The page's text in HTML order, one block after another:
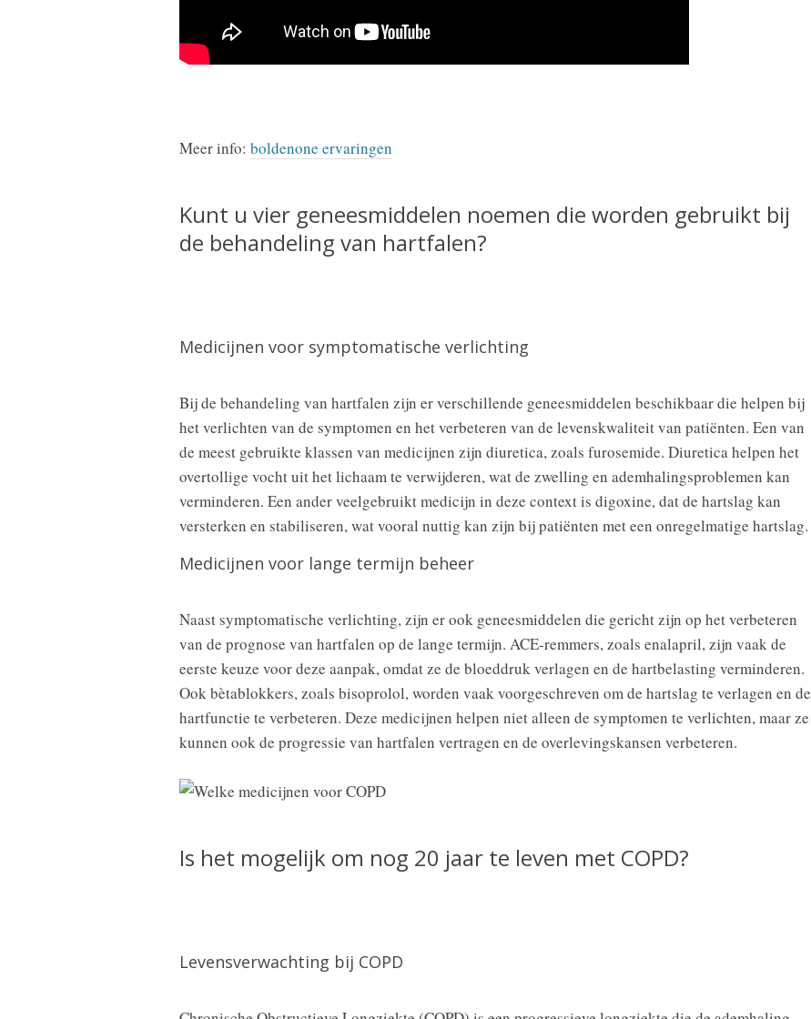
Meer info: boldenone ervaringen
Kunt u vier geneesmiddelen noemen die worden gebruikt bij
de behandeling van hartfalen?
Medicijnen voor symptomatische verlichting
Bij de behandeling van hartfalen zijn er verschillende geneesmiddelen beschikbaar die helpen bij
het verlichten van de symptomen en het verbeteren van de levenskwaliteit van patiënten. Een van
de meest gebruikte klassen van medicijnen zijn diuretica, zoals furosemide. Diuretica helpen het
overtollige vocht uit het lichaam te verwijderen, wat de zwelling en ademhalingsproblemen kan
verminderen. Een ander veelgebruikt medicijn in deze context is digoxine, dat de hartslag kan
versterken en stabiliseren, wat vooral nuttig kan zijn bij patiënten met een onregelmatige hartslag.
Medicijnen voor lange termijn beheer
Naast symptomatische verlichting, zijn er ook geneesmiddelen die gericht zijn op het verbeteren
van de prognose van hartfalen op de lange termijn. ACE-remmers, zoals enalapril, zijn vaak de
eerste keuze voor deze aanpak, omdat ze de bloeddruk verlagen en de hartbelasting verminderen.
Ook bètablokkers, zoals bisoprolol, worden vaak voorgeschreven om de hartslag te verlagen en de
hartfunctie te verbeteren. Deze medicijnen helpen niet alleen de symptomen te verlichten, maar ze
kunnen ook de progressie van hartfalen vertragen en de overlevingskansen verbeteren.
Is het mogelijk om nog 20 jaar te leven met COPD?
Levensverwachting bij COPD